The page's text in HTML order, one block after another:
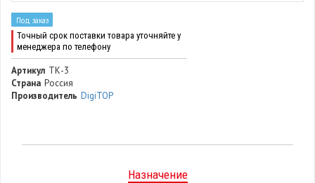
Под заказ
Точный срок поставки товара уточняйте у
менеджера по телефону
Артикул ТК-3
Страна Россия
Производитель DigiTOP
Назначение